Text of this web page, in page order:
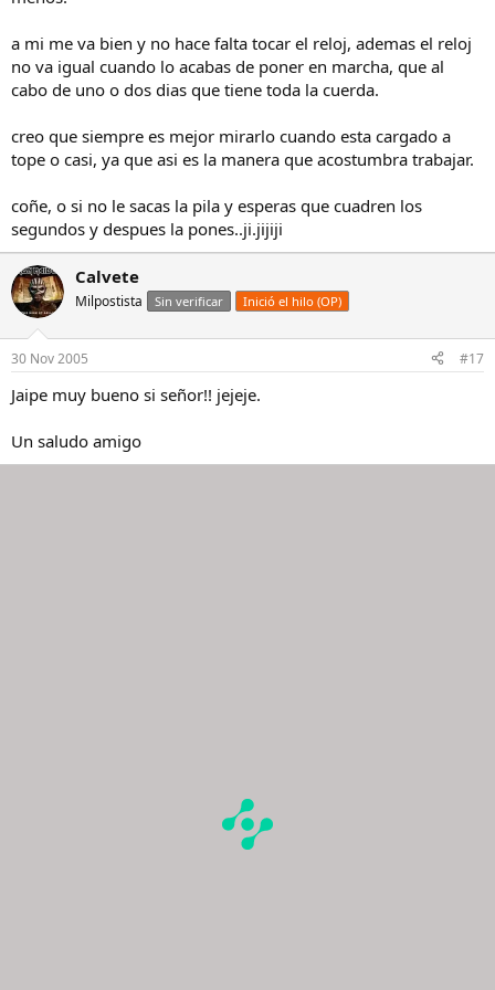
a mi me va bien y no hace falta tocar el reloj, ademas el reloj
no va igual cuando lo acabas de poner en marcha, que al
cabo de uno o dos dias que tiene toda la cuerda.
creo que siempre es mejor mirarlo cuando esta cargado a
tope o casi, ya que asi es la manera que acostumbra trabajar.
coñe, o si no le sacas la pila y esperas que cuadren los
segundos y despues la pones..ji.jijiji
Calvete
Milpostista Sin verificar Inició el hilo (OP)
30 Nov 2005 #17
Jaipe muy bueno si señor!! jejeje.
Un saludo amigo